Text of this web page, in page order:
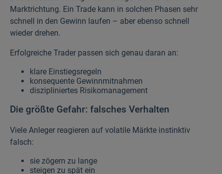
Marktrichtung. Ein Trade kann in solchen Phasen sehr
schnell in den Gewinn laufen – aber ebenso schnell
wieder drehen.
Erfolgreiche Trader passen sich genau daran an:
klare Einstiegsregeln
konsequente Gewinnmitnahmen
diszipliniertes Risikomanagement
Die größte Gefahr: falsches Verhalten
Viele Anleger reagieren auf volatile Märkte instinktiv
falsch:
sie zögern zu lange
steigen zu spät ein